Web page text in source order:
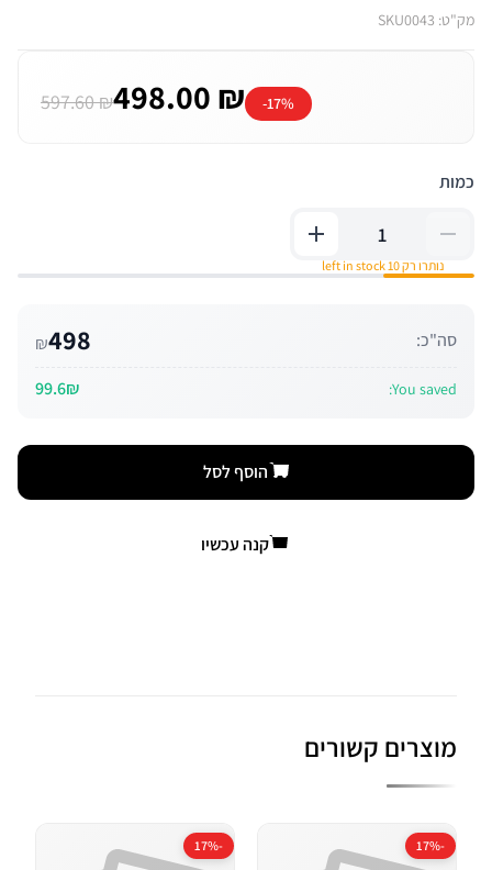
מק"ט: SKU0043
597.60 ₪498.00 ₪ -17%
כמות
נותרו רק 10 left in stock
סה"כ: 498
₪
You saved:
99.6₪
הוסף לסל
קנה עכשיו
מוצרים קשורים
-17%
-17%